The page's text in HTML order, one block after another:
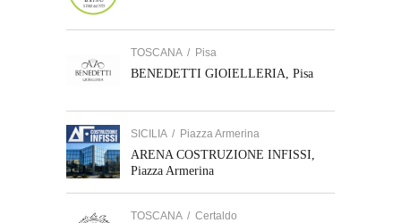
TOSCANA / Pisa
BENEDETTI GIOIELLERIA, Pisa
SICILIA / Piazza Armerina
ARENA COSTRUZIONE INFISSI,
Piazza Armerina
TOSCANA / Certaldo